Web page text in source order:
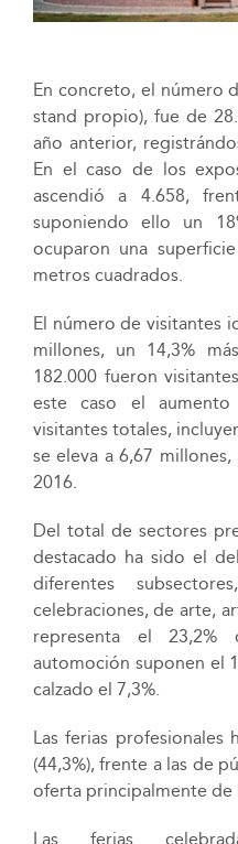
En concreto, el número
stand propio), fue de
año anterior,
En el caso de los
ascendió a 4.658,
suponiendo ello un
ocuparon una
metros cuadrados.
El número de visitantes
millones, un 14,3%
182.000 fueron
este caso el
visitantes totales,
se eleva a 6,67
2016.
Del total de sectores
destacado ha sido el
diferentes
celebraciones, de arte,
representa el
automoción suponen el
calzado el 7,3%.
Las ferias profesionales
(44,3%), frente a las de
oferta principalmente de
Las ferias